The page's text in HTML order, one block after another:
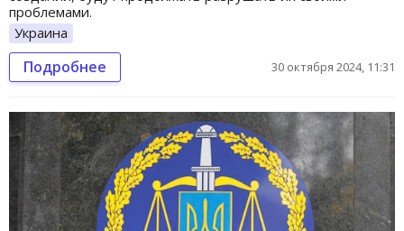
проблемами.
Украина
Подробнее 30 октября 2024, 11:31